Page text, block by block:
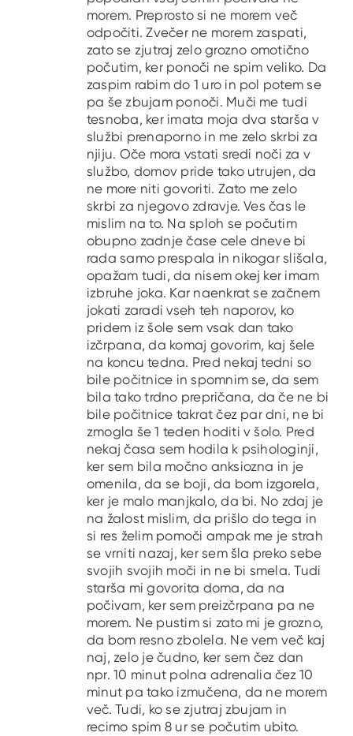
morem. Preprosto si ne morem več
odpočiti. Zvečer ne morem zaspati,
zato se zjutraj zelo grozno omotično
počutim, ker ponoči ne spim veliko. Da
zaspim rabim do 1 uro in pol potem se
pa še zbujam ponoči. Muči me tudi
tesnoba, ker imata moja dva starša v
službi prenaporno in me zelo skrbi za
njiju. Oče mora vstati sredi noči za v
službo, domov pride tako utrujen, da
ne more niti govoriti. Zato me zelo
skrbi za njegovo zdravje. Ves čas le
mislim na to. Na sploh se počutim
obupno zadnje čase cele dneve bi
rada samo prespala in nikogar slišala,
opažam tudi, da nisem okej ker imam
izbruhe joka. Kar naenkrat se začnem
jokati zaradi vseh teh naporov, ko
pridem iz šole sem vsak dan tako
izčrpana, da komaj govorim, kaj šele
na koncu tedna. Pred nekaj tedni so
bile počitnice in spomnim se, da sem
bila tako trdno prepričana, da če ne bi
bile počitnice takrat čez par dni, ne bi
zmogla še 1 teden hoditi v šolo. Pred
nekaj časa sem hodila k psihologinji,
ker sem bila močno anksiozna in je
omenila, da se boji, da bom izgorela,
ker je malo manjkalo, da bi. No zdaj je
na žalost mislim, da prišlo do tega in
si res želim pomoči ampak me je strah
se vrniti nazaj, ker sem šla preko sebe
svojih svojih moči in ne bi smela. Tudi
starša mi govorita doma, da na
počivam, ker sem preizčrpana pa ne
morem. Ne pustim si zato mi je grozno,
da bom resno zbolela. Ne vem več kaj
naj, zelo je čudno, ker sem čez dan
npr. 10 minut polna adrenalia čez 10
minut pa tako izmučena, da ne morem
več. Tudi, ko se zjutraj zbujam in
recimo spim 8 ur se počutim ubito.